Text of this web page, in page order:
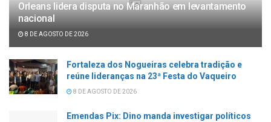
Orleans lidera disputa no Maranhão em levantamento
nacional
8 DE AGOSTO DE 2026
Fortaleza dos Nogueiras celebra tradição e
reúne lideranças na 23ª Festa do Vaqueiro
8 DE AGOSTO DE 2026
Emendas Pix: Dino manda investigar políticos